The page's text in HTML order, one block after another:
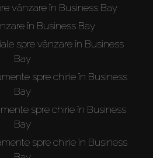
vânzare în Business Bay
în Business Bay
spre vânzare în Business
Bay
spre chirie în Business
Bay
spre chirie în Business
Bay
spre chirie în Business